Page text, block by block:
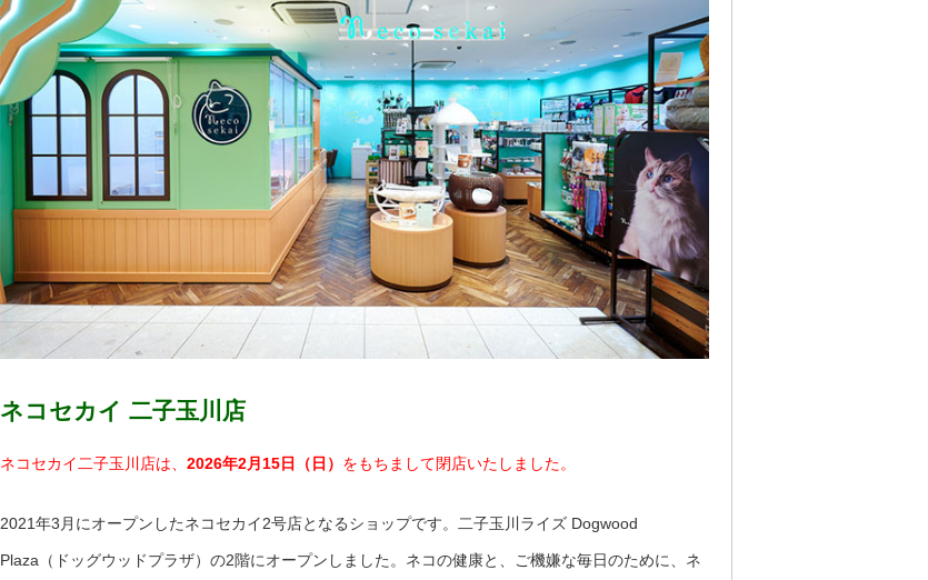
ネコセカイ 二子玉川店
ネコセカイ二子玉川店は、 2026年2月15日（日） をもちまして閉店いたしました。
2021年3月にオープンしたネコセカイ2号店となるショップです。二子玉川ライズ Dogwood
Plaza（ドッグウッドプラザ）の2階にオープンしました。ネコの健康と、ご機嫌な毎日のために、ネ